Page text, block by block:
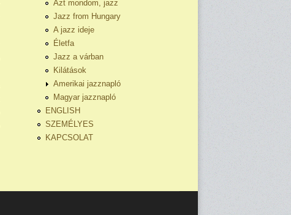
Azt mondom, jazz
Jazz from Hungary
A jazz ideje
Életfa
Jazz a várban
Kilátások
Amerikai jazznapló
Magyar jazznapló
ENGLISH
SZEMÉLYES
KAPCSOLAT